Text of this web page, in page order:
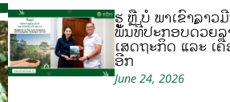
ຮູ້ ຫຼື ບໍ ພາເຂົ້າລາວ
ພັນທີ່ປະກອບດ້ວຍລ
ເສດຖະກິດ ແລະ ເ
ອີກ
June 24, 2026